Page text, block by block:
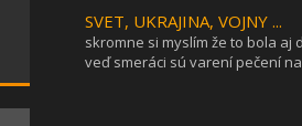
SVET, UKRAJINA, VOJNY ...
skromne si myslím že to bola aj
veď smeráci sú varení pečení na